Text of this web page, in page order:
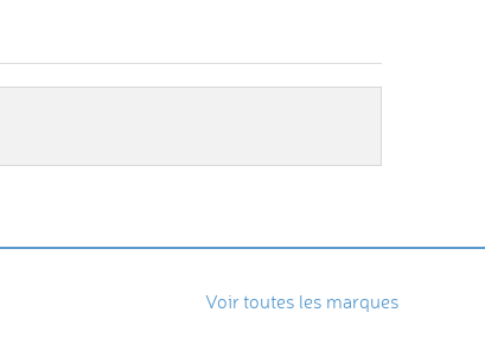
Voir toutes les marques